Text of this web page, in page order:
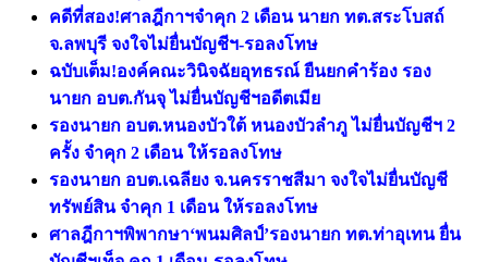
คดีที่สอง!ศาลฎีกาฯจำคุก 2 เดือน นายก ทต.สระโบสถ์
จ.ลพบุรี จงใจไม่ยื่นบัญชีฯ-รอลงโทษ
ฉบับเต็ม!องค์คณะวินิจฉัยอุทธรณ์ ยืนยกคำร้อง รอง
นายก อบต.กันจุ ไม่ยื่นบัญชีฯอดีตเมีย
รองนายก อบต.หนองบัวใต้ หนองบัวลำภู ไม่ยื่นบัญชีฯ 2
ครั้ง จําคุก 2 เดือน ให้รอลงโทษ
รองนายก อบต.เฉลียง จ.นครราชสีมา จงใจไม่ยื่นบัญชี
ทรัพย์สิน จำคุก 1 เดือน ให้รอลงโทษ
ศาลฎีกาฯพิพากษา‘พนมศิลป์’รองนายก ทต.ท่าอุเทน ยื่น